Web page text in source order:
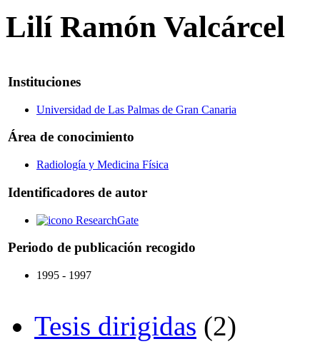
Lilí Ramón Valcárcel
Instituciones
Universidad de Las Palmas de Gran Canaria
Área de conocimiento
Radiología y Medicina Física
Identificadores de autor
ResearchGate
Periodo de publicación recogido
1995 - 1997
Tesis dirigidas (2)